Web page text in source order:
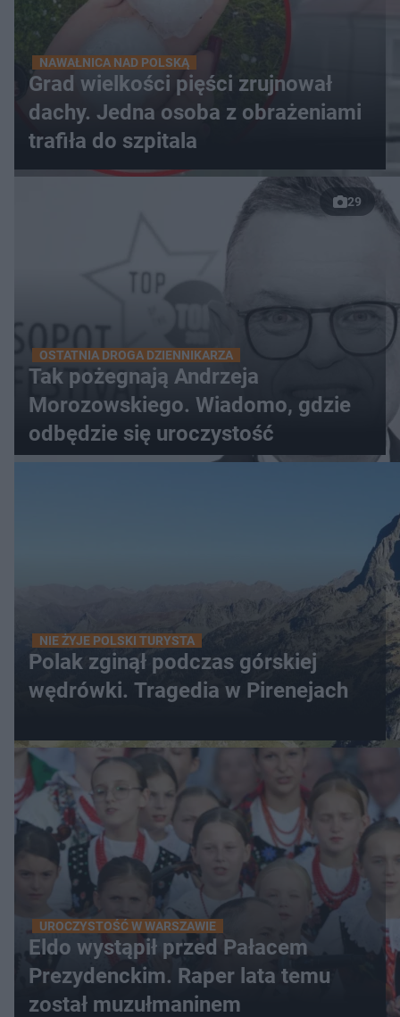
NAWAŁNICA NAD POLSKĄ
Grad wielkości pięści zrujnował
dachy. Jedna osoba z obrażeniami
trafiła do szpitala
29
OSTATNIA DROGA DZIENNIKARZA
Tak pożegnają Andrzeja
Morozowskiego. Wiadomo, gdzie
odbędzie się uroczystość
NIE ŻYJE POLSKI TURYSTA
Polak zginął podczas górskiej
wędrówki. Tragedia w Pirenejach
UROCZYSTOŚĆ W WARSZAWIE
Eldo wystąpił przed Pałacem
Prezydenckim. Raper lata temu
został muzułmaninem